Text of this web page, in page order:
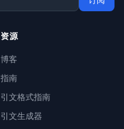
资源
博客
指南
引文格式指南
引文生成器